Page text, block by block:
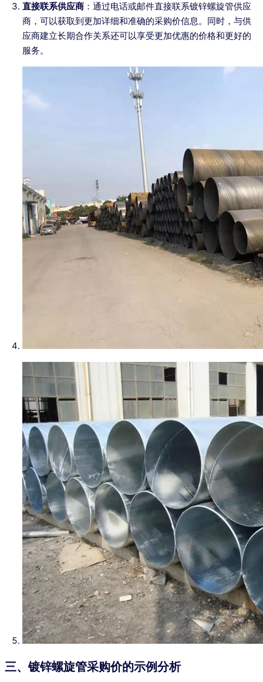
直接联系供应商 ：通过电话或邮件直接联系镀锌螺旋管供应
商，可以获取到更加详细和准确的采购价信息。同时，与供
应商建立长期合作关系还可以享受更加优惠的价格和更好的
服务。
三、镀锌螺旋管采购价的示例分析